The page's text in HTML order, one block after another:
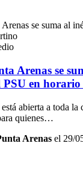
Arenas se
en horario
abierta a toda la
quienes…
Arenas el 29/